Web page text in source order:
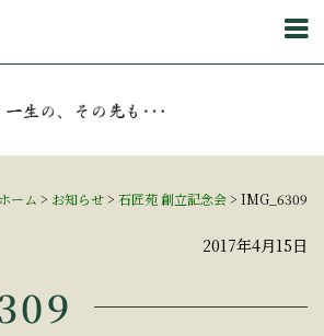
ホーム > お知らせ> 石匠苑 創立記念会> IMG_6309
2017年4月15日